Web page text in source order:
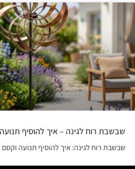
שבשבת רוח לגינה – איך להוסיף תנועה
שבשבת רוח לגינה: איך להוסיף תנועה וקסם